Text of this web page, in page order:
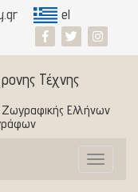
el
Τέχνης
Ζωγραφικής Ελλήνων
Toggle